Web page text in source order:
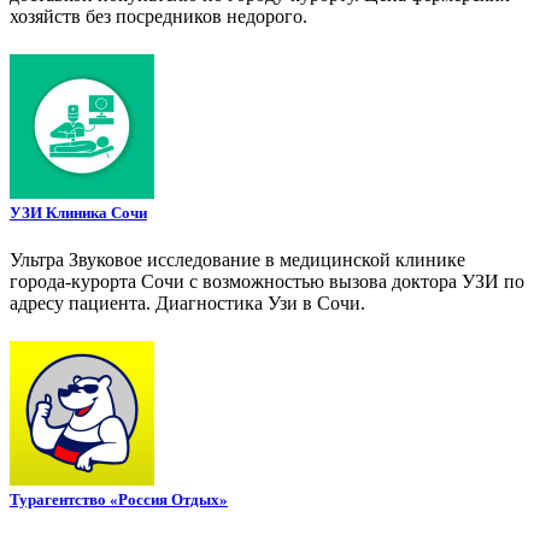
хозяйств без посредников недорого.
УЗИ Клиника Сочи
Ультра Звуковое исследование в медицинской клинике
города-курорта Сочи с возможностью вызова доктора УЗИ по
адресу пациента. Диагностика Узи в Сочи.
Турагентство «Россия Отдых»